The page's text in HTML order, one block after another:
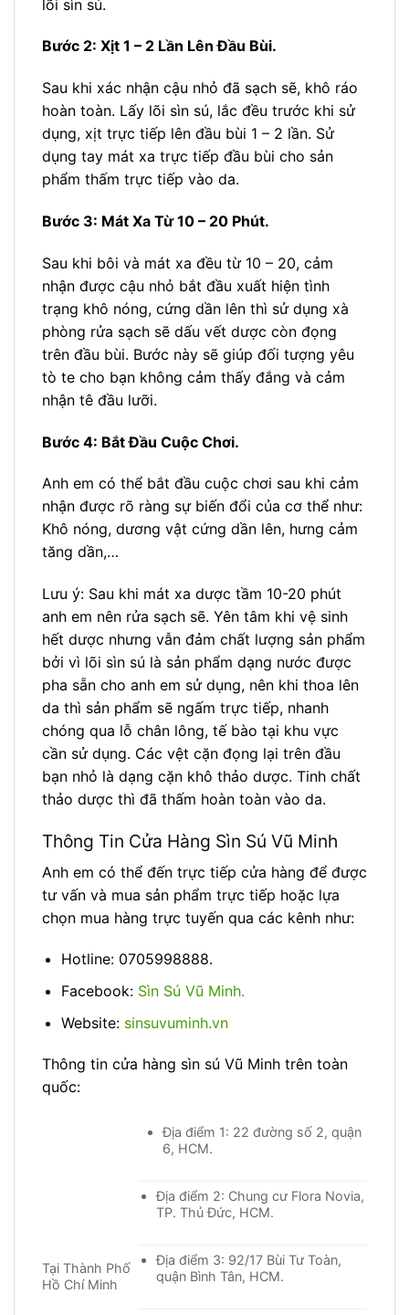
lõi sìn sú.
Bước 2: Xịt 1 – 2 Lần Lên Đầu Bùi.
Sau khi xác nhận cậu nhỏ đã sạch sẽ, khô ráo
hoàn toàn. Lấy lõi sìn sú, lắc đều trước khi sử
dụng, xịt trực tiếp lên đầu bùi 1 – 2 lần. Sử
dụng tay mát xa trực tiếp đầu bùi cho sản
phẩm thấm trực tiếp vào da.
Bước 3: Mát Xa Từ 10 – 20 Phút.
Sau khi bôi và mát xa đều từ 10 – 20, cảm
nhận được cậu nhỏ bắt đầu xuất hiện tình
trạng khô nóng, cứng dần lên thì sử dụng xà
phòng rửa sạch sẽ dấu vết dược còn đọng
trên đầu bùi. Bước này sẽ giúp đối tượng yêu
tò te cho bạn không cảm thấy đắng và cảm
nhận tê đầu lưỡi.
Bước 4: Bắt Đầu Cuộc Chơi.
Anh em có thể bắt đầu cuộc chơi sau khi cảm
nhận được rõ ràng sự biến đổi của cơ thể như:
Khô nóng, dương vật cứng dần lên, hưng cảm
tăng dần,…
Lưu ý: Sau khi mát xa dược tầm 10-20 phút
anh em nên rửa sạch sẽ. Yên tâm khi vệ sinh
hết dược nhưng vẫn đảm chất lượng sản phẩm
bởi vì lõi sìn sú là sản phẩm dạng nước được
pha sẵn cho anh em sử dụng, nên khi thoa lên
da thì sản phẩm sẽ ngấm trực tiếp, nhanh
chóng qua lỗ chân lông, tế bào tại khu vực
cần sử dụng. Các vệt cặn đọng lại trên đầu
bạn nhỏ là dạng cặn khô thảo dược. Tinh chất
thảo dược thì đã thấm hoàn toàn vào da.
Thông Tin Cửa Hàng Sìn Sú Vũ Minh
Anh em có thể đến trực tiếp cửa hàng để được
tư vấn và mua sản phẩm trực tiếp hoặc lựa
chọn mua hàng trực tuyến qua các kênh như:
Hotline: 0705998888.
Facebook: Sìn Sú Vũ Minh.
Website: sinsuvuminh.vn
Thông tin cửa hàng sìn sú Vũ Minh trên toàn
quốc:
Tại Thành Phố
Hồ Chí Minh
Địa điểm 1: 22 đường số 2, quận
6, HCM.
Địa điểm 2: Chung cư Flora Novia,
TP. Thủ Đức, HCM.
Địa điểm 3: 92/17 Bùi Tư Toàn,
quận Bình Tân, HCM.